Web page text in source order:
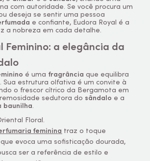
com autoridade. Se você procura um
deseja se sentir uma pessoa
e confiante, Eudora Royal é a
a nobreza em cada detalhe.
Feminino: a elegância da
é uma fragrância que equilibra
Sua estrutura olfativa é um convite à
o frescor cítrico da Bergamota em
sedutora do sândalo e a
baunilha.
Floral.
feminina traz o toque
que evoca uma sofisticação dourada,
ser a referência de estilo e